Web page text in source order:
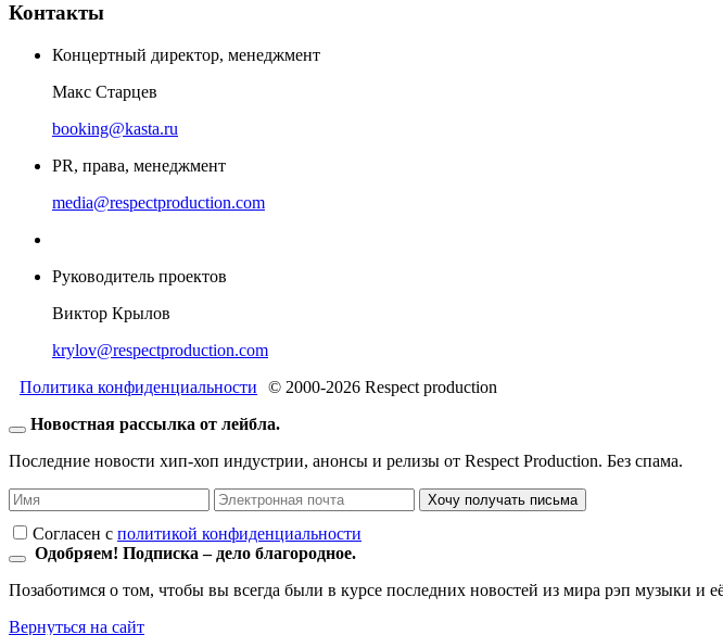
Контакты
Концертный директор, менеджмент
Макс Старцев
booking@kasta.ru
PR, права, менеджмент
media@respectproduction.com
Руководитель проектов
Виктор Крылов
krylov@respectproduction.com
Политика конфиденциальности
© 2000-2026 Respect production
Новостная рассылка от лейбла.
Последние новости хип-хоп индустрии, анонсы и релизы от Respect Production. Без спама.
Хочу получать письма
Согласен c политикой конфиденциальности
Одобряем! Подписка – дело благородное.
Позаботимся о том, чтобы вы всегда были в курсе последних новостей из мира рэп музыки и
Вернуться на сайт